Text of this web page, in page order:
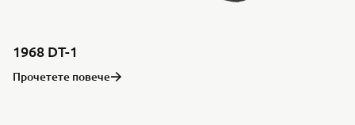
1968 DT-1
Прочетете повече